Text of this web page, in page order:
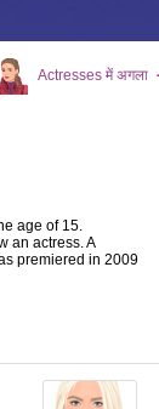
Actresses में अगला
age of 15.
an actress. A
premiered in 2009